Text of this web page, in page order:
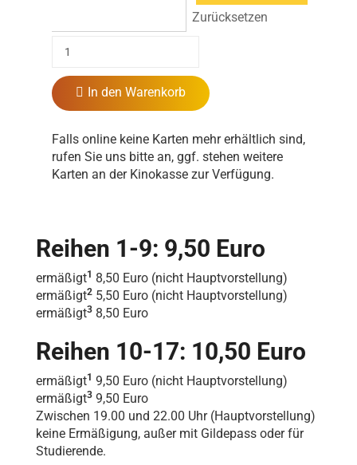
Zurücksetzen
In den Warenkorb
Falls online keine Karten mehr erhältlich sind,
rufen Sie uns bitte an, ggf. stehen weitere
Karten an der Kinokasse zur Verfügung.
Reihen 1-9: 9,50 Euro
ermäßigt1 8,50 Euro (nicht Hauptvorstellung)
ermäßigt2 5,50 Euro (nicht Hauptvorstellung)
ermäßigt3 8,50 Euro
Reihen 10-17: 10,50 Euro
ermäßigt1 9,50 Euro (nicht Hauptvorstellung)
ermäßigt3 9,50 Euro
Zwischen 19.00 und 22.00 Uhr (Hauptvorstellung)
keine Ermäßigung, außer mit Gildepass oder für
Studierende.